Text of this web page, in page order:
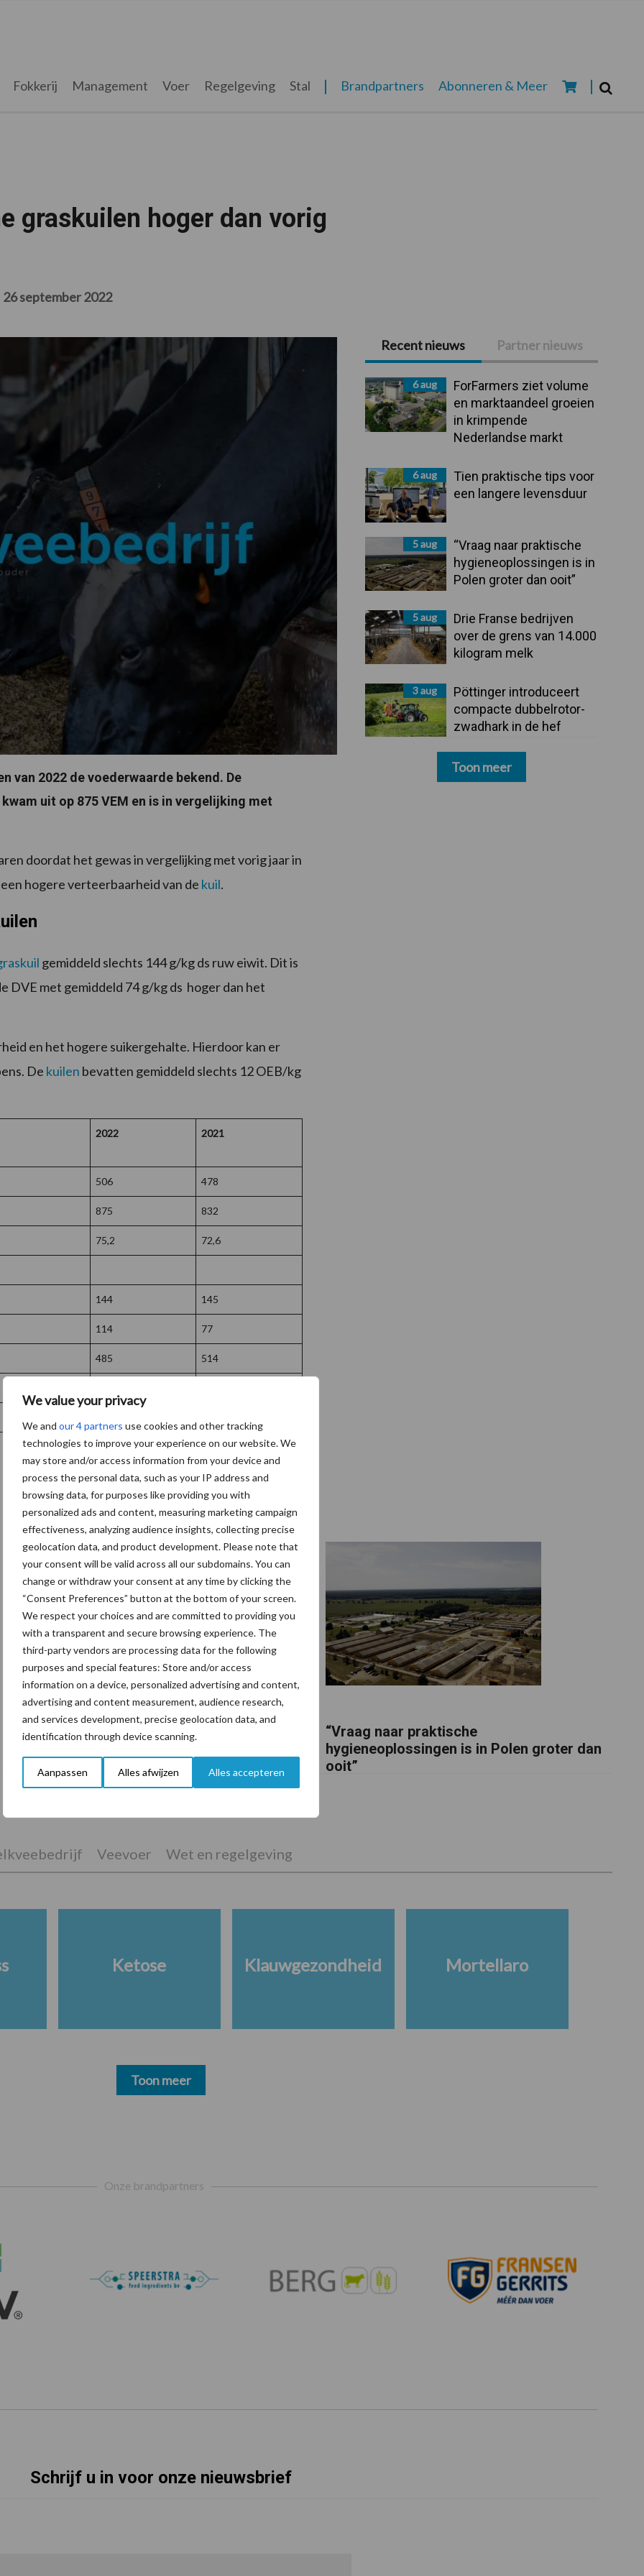
We value your privacy
We and our 4 partners use cookies and other tracking
technologies to improve your experience on our website. We
may store and/or access information from your device and
process the personal data, such as your IP address and
browsing data, for purposes like providing you with
personalized ads and content, measuring marketing campaign
effectiveness, analyzing audience insights, collecting precise
geolocation data, and product development. Please note that
your consent will be valid across all our subdomains. You can
change or withdraw your consent at any time by clicking the
“Consent Preferences” button at the bottom of your screen.
We respect your choices and are committed to providing you
with a transparent and secure browsing experience. The
third-party vendors are processing data for the following
purposes and special features: Store and/or access
information on a device, personalized advertising and content,
advertising and content measurement, audience research,
and services development, precise geolocation data, and
identification through device scanning.
Aanpassen Alles afwijzen Alles accepteren
Fokkerij Management Voer Regelgeving Stal Brandpartners Abonneren & Meer
graskuilen hoger dan vorig
26 september 2022
van 2022 de voederwaarde bekend. De
uit op 875 VEM en is in vergelijking met
doordat het gewas in vergelijking met vorig jaar in
hogere verteerbaarheid van de kuil.
gemiddeld slechts 144 g/kg ds ruw eiwit. Dit is
DVE met gemiddeld 74 g/kg ds hoger dan het
en het hogere suikergehalte. Hierdoor kan er
De kuilen bevatten gemiddeld slechts 12 OEB/kg
2022 2021
506 478
875 832
75,2 72,6
144 145
114 77
485 514
Primaire
Sidebar
Recent nieuws Partner nieuws
6 aug
ForFarmers ziet volume
en marktaandeel groeien
in krimpende
Nederlandse markt
6 aug
Tien praktische tips voor
een langere levensduur
5 aug
“Vraag naar praktische
hygieneoplossingen is in
Polen groter dan ooit”
5 aug
Drie Franse bedrijven
over de grens van 14.000
kilogram melk
3 aug
Pöttinger introduceert
compacte dubbelrotor-
zwadhark in de hef
Toon meer
Tien praktische tips voor een langere
“Vraag naar praktische
hygieneoplossingen is in Polen groter dan
ooit”
Veevoer Wet en regelgeving
Ketose Klauwgezondheid Mortellaro
Toon meer
Onze brandpartners
Schrijf u in voor onze nieuwsbrief